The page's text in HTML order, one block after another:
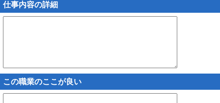
仕事内容の詳細
この職業のここが良い